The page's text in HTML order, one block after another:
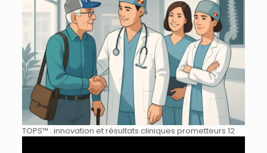
TOPS™ : innovation et résultats cliniques prometteurs 12